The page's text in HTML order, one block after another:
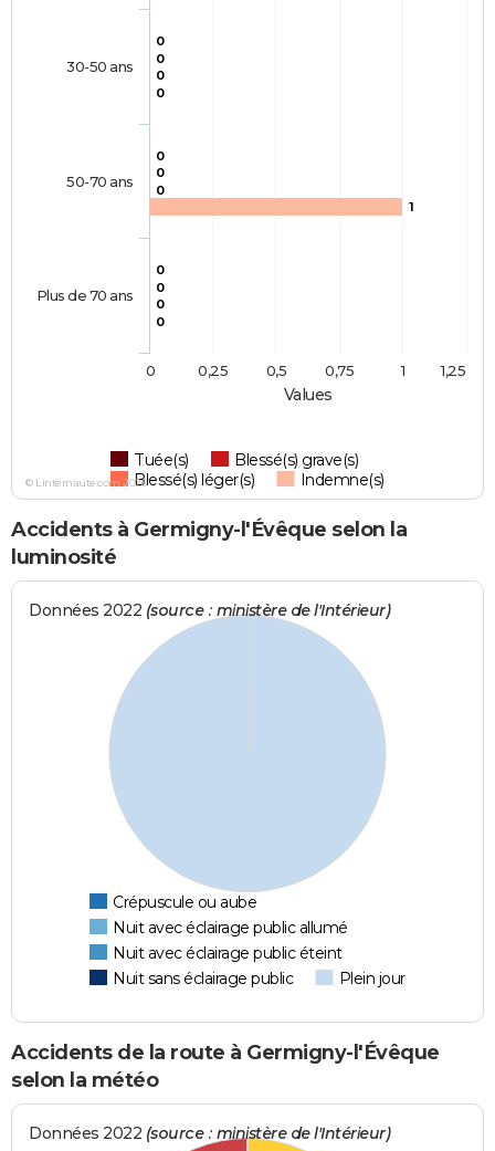
Values
0
0
0
0
0
0
0
0
0
0
1
0
Tuée(s)
Blessé(s) grave(s)
Blessé(s) léger(s)
Indemne(s)
30-50 ans
50-70 ans
Plus de 70 ans
0 1
0,25 0,5 0,75 1,25
© Linternaute.com 2026
Accidents à Germigny-l'Évêque selon la
luminosité
Données 2022 (source : ministère de l'Intérieur)
Crépuscule ou aube
Nuit avec éclairage public allumé
Nuit avec éclairage public éteint
Nuit sans éclairage public
Plein jour
Accidents de la route à Germigny-l'Évêque
selon la météo
Données 2022 (source : ministère de l'Intérieur)